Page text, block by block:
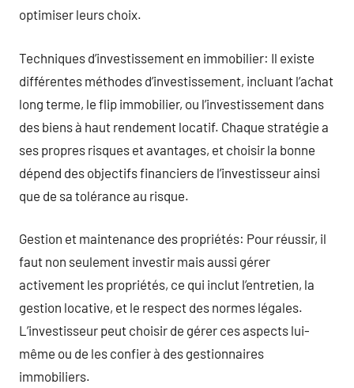
optimiser leurs choix.
Techniques d’investissement en immobilier: Il existe
différentes méthodes d’investissement, incluant l’achat
long terme, le flip immobilier, ou l’investissement dans
des biens à haut rendement locatif. Chaque stratégie a
ses propres risques et avantages, et choisir la bonne
dépend des objectifs financiers de l’investisseur ainsi
que de sa tolérance au risque.
Gestion et maintenance des propriétés: Pour réussir, il
faut non seulement investir mais aussi gérer
activement les propriétés, ce qui inclut l’entretien, la
gestion locative, et le respect des normes légales.
L’investisseur peut choisir de gérer ces aspects lui-
même ou de les confier à des gestionnaires
immobiliers.